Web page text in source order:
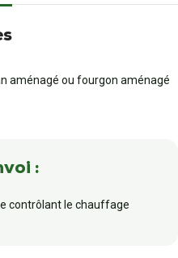
aménagé ou fourgon aménagé
:
contrôlant le chauffage